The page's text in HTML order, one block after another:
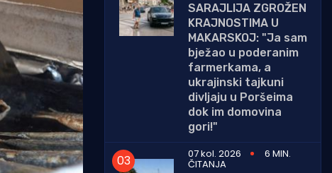
SARAJLIJA ZGROŽEN
KRAJNOSTIMA U
MAKARSKOJ: "Ja sam
bježao u poderanim
farmerkama, a
ukrajinski tajkuni
divljaju u Poršeima
dok im domovina
gori!"
07 kol. 2026
6 MIN.
ČITANJA